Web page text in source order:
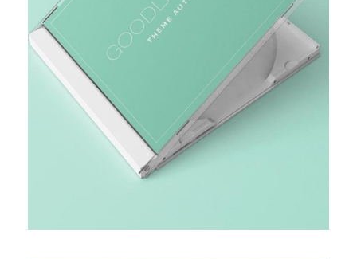
MARKET RESEARCH